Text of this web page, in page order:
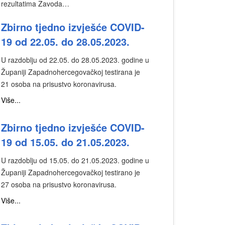
rezultatima Zavoda…
Zbirno tjedno izvješće COVID-
19 od 22.05. do 28.05.2023.
U razdoblju od 22.05. do 28.05.2023. godine u
Županiji Zapadnohercegovačkoj testirana je
21 osoba na prisustvo koronavirusa.
Više...
Zbirno tjedno izvješće COVID-
19 od 15.05. do 21.05.2023.
U razdoblju od 15.05. do 21.05.2023. godine u
Županiji Zapadnohercegovačkoj testirano je
27 osoba na prisustvo koronavirusa.
Više...